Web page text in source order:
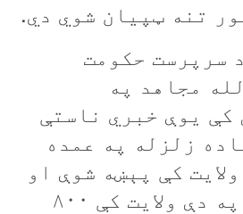
سرپرست حکومت
مجاهد په
کې يوې خبري ناستې
زلزله په عمده
کې پېښه شوې او
تر اوسه پورې په دې ولايت کې ۸۰۰